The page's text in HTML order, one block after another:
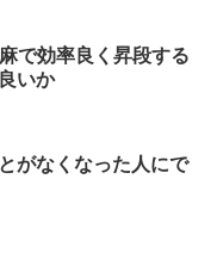
で効率良く昇段する
いか
がなくなった人にで